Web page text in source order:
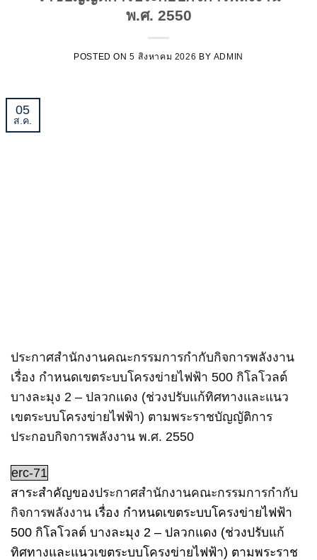
พ.ศ. 2550
POSTED ON5 สิงหาคม 2026 BY ADMIN
05
ส.ค.
ประกาศสำนักงานคณะกรรมการกำกับกิจการพลังงาน
เรื่อง กำหนดเขตระบบโครงข่ายไฟฟ้า 500 กิโลโวลต์
บางละมุง 2 – ปลวกแดง (ช่วงปรับแก้ทิศทางและแนว
เขตระบบโครงข่ายไฟฟ้า) ตามพระราชบัญญัติการ
ประกอบกิจการพลังงาน พ.ศ. 2550
erc-71
สาระสำคัญของประกาศสำนักงานคณะกรรมการกำกับ
กิจการพลังงาน เรื่อง กำหนดเขตระบบโครงข่ายไฟฟ้า
500 กิโลโวลต์ บางละมุง 2 – ปลวกแดง (ช่วงปรับแก้
ทิศทางและแนวเขตระบบโครงข่ายไฟฟ้า) ตามพระราช